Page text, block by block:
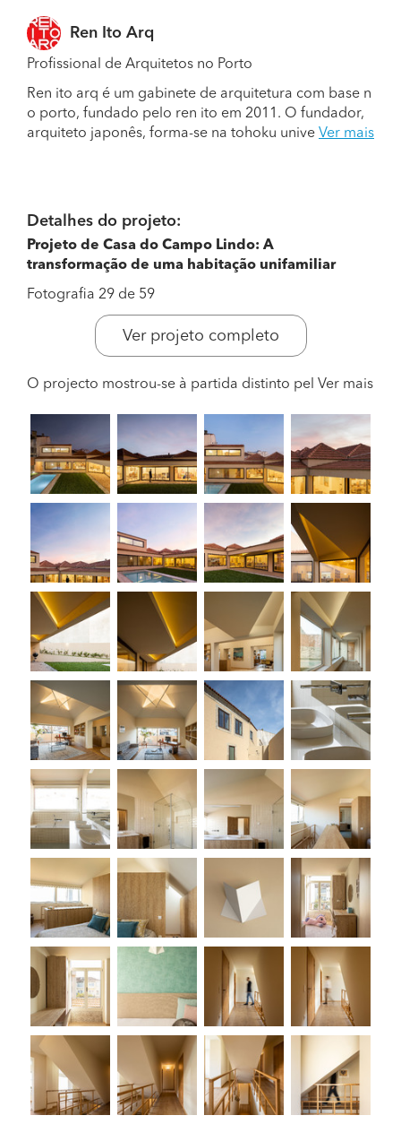
Ren Ito Arq
Profissional de Arquitetos no Porto
Ren ito arq é um gabinete de arquitetura com base n
o porto, fundado pelo ren ito em 2011. O fundador,
arquiteto japonês, forma-se na tohoku unive Ver mais
Detalhes do projeto:
Projeto de Casa do Campo Lindo: A
transformação de uma habitação unifamiliar
Fotografia 29 de 59
Ver projeto completo
O projecto mostrou-se à partida distinto pel Ver mais